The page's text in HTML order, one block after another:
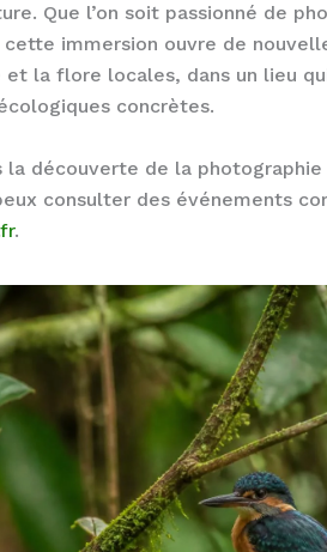
Que l’on soit passionné de
immersion ouvre de
la flore locales, dans un lieu
concrètes.
la découverte de la
consulter des événements
.